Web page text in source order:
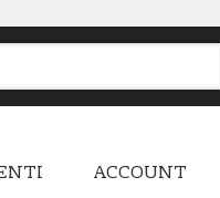
ACCOUNT